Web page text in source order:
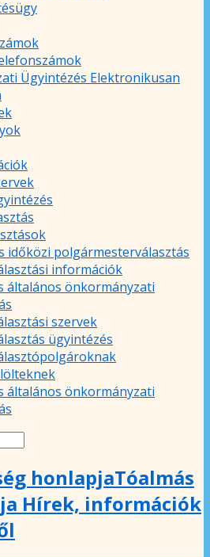
Ügyintézés Elektronikusan
időközi polgármesterválasztás
információk
általános önkormányzati
szervek
ügyintézés
általános önkormányzati
Tóalmás
Hírek, információk